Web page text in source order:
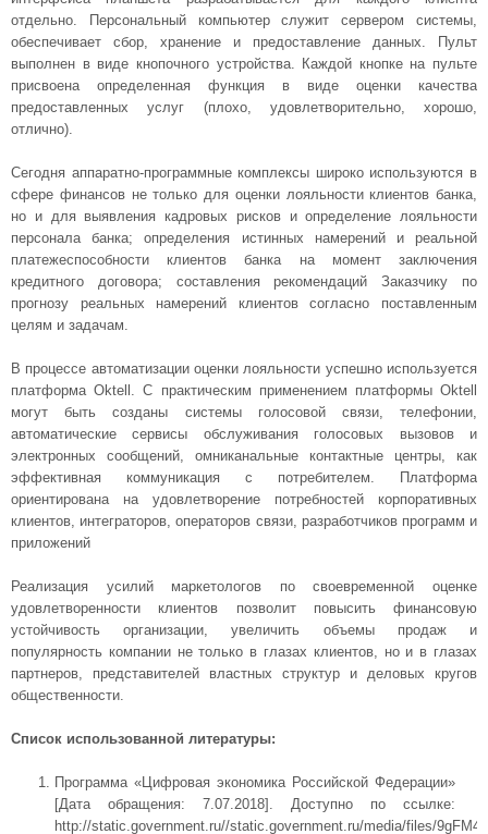
отдельно. Персональный компьютер служит сервером системы,
обеспечивает сбор, хранение и предоставление данных. Пульт
выполнен в виде кнопочного устройства. Каждой кнопке на пульте
присвоена определенная функция в виде оценки качества
предоставленных услуг (плохо, удовлетворительно, хорошо,
отлично).
Сегодня аппаратно-программные комплексы широко используются в
сфере финансов не только для оценки лояльности клиентов банка,
но и для выявления кадровых рисков и определение лояльности
персонала банка; определения истинных намерений и реальной
платежеспособности клиентов банка на момент заключения
кредитного договора; составления рекомендаций Заказчику по
прогнозу реальных намерений клиентов согласно поставленным
целям и задачам.
В процессе автоматизации оценки лояльности успешно используется
платформа Oktell. С практическим применением платформы Oktell
могут быть созданы системы голосовой связи, телефонии,
автоматические сервисы обслуживания голосовых вызовов и
электронных сообщений, омниканальные контактные центры, как
эффективная коммуникация с потребителем. Платформа
ориентирована на удовлетворение потребностей корпоративных
клиентов, интеграторов, операторов связи, разработчиков программ и
приложений
Реализация усилий маркетологов по своевременной оценке
удовлетворенности клиентов позволит повысить финансовую
устойчивость организации, увеличить объемы продаж и
популярность компании не только в глазах клиентов, но и в глазах
партнеров, представителей властных структур и деловых кругов
общественности.
Список использованной литературы:
Программа «Цифровая экономика Российской Федерации»
[Дата обращения: 7.07.2018]. Доступно по ссылке:
http://static.government.ru//static.government.ru/media/files/